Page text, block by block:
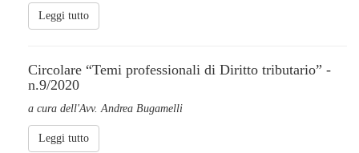
Leggi tutto
Circolare “Temi professionali di Diritto tributario” -
n.9/2020
a cura dell'Avv. Andrea Bugamelli
Leggi tutto